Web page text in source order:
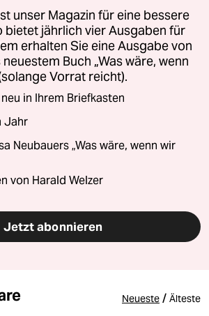
unser Magazin für eine bessere
bietet jährlich vier Ausgaben für
erhalten Sie eine Ausgabe von
Buch „Was wäre, wenn
Vorrat reicht).
in Ihrem Briefkasten
Jahr
Neubauers „Was wäre, wenn wir
von Harald Welzer
Jetzt abonnieren
Neueste / Älteste